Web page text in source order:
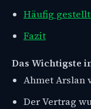
Häufig
Fazit
Das Wichtigste
Ahmet Arslan
Der Vertrag